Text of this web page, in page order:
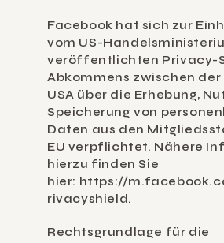
Facebook hat sich zur
vom US-
veröffentlichten Privacy-
Abkommens zwischen der
USA über die Erhebung,
Speicherung von
Daten aus den
EU verpflichtet. Nähere
hierzu finden Sie
hier: https://
rivacyshield.
Rechtsgrundlage für die